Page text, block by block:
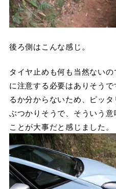
後ろ側はこんな感じ。
タイヤ止めも何も当然ない
に注意する必要はありそう
るか分からないため、ピッ
ぶつかりそうで、そういう
ことが大事だと感じました。